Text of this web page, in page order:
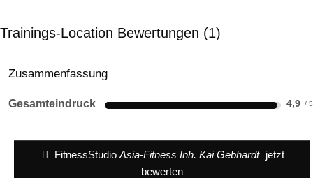
Trainings-Location Bewertungen 1
Zusammenfassung
Gesamteindruck 4,9
FitnessStudio Asia-Fitness Inh. Kai Gebhardt
jetzt
bewerten